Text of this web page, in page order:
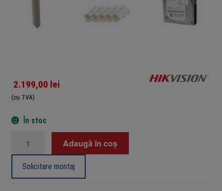
2.199,00 lei
(cu TVA)
În stoc
supraveghere
Adaugă în coș
Solicitare montaj